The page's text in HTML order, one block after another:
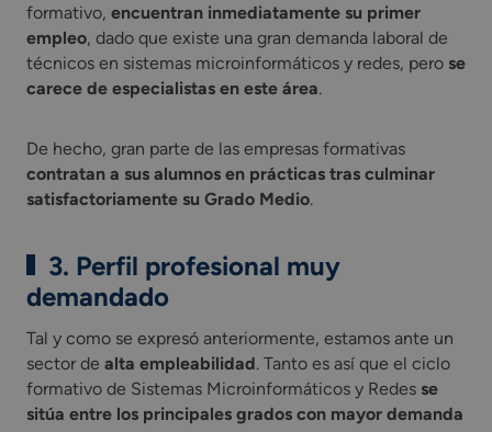
formativo, encuentran inmediatamente su primer
empleo, dado que existe una gran demanda laboral de
técnicos en sistemas microinformáticos y redes, pero se
carece de especialistas en este área.
De hecho, gran parte de las empresas formativas
contratan a sus alumnos en prácticas tras culminar
satisfactoriamente su Grado Medio.
3. Perfil profesional muy
demandado
Tal y como se expresó anteriormente, estamos ante un
sector de alta empleabilidad. Tanto es así que el ciclo
formativo de Sistemas Microinformáticos y Redes se
sitúa entre los principales grados con mayor demanda